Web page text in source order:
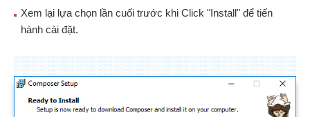
Xem lại lựa chọn lần cuối trước khi Click "Install" để tiến
hành cài đặt.